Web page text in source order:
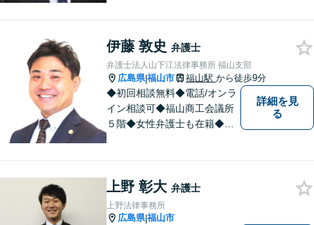
伊藤 敦史 弁護士
弁護士法人山下江法律事務所 福山支部
広島県|福山市 福山駅 から徒歩9分
◆初回相談無料◆電話/オンラ
イン相談可◆福山商工会議所
５階◆女性弁護士も在籍◆刑
いことも安心してご相談くだ
さい。あなたの気持ちに寄り
添い、丁寧にお応えします。
詳細を見
る
上野 彰大 弁護士
上野法律事務所
広島県|福山市